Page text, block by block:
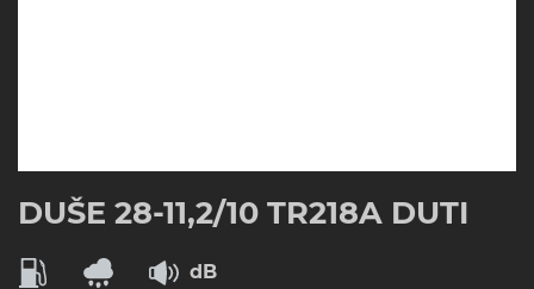
DUŠE 28-11,2/10 TR218A DUTI
dB